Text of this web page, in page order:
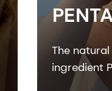
The
ingredient
powerful